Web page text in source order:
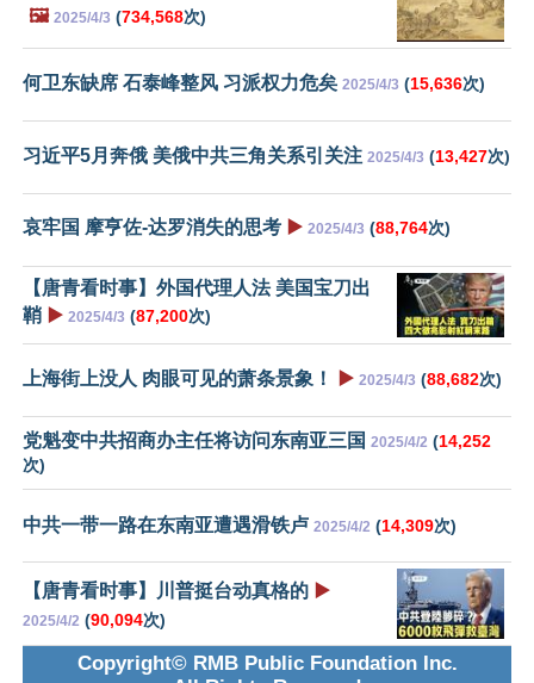
🖼️ 2025/4/3 (734,568次)
何卫东缺席 石泰峰整风 习派权力危矣 2025/4/3 (15,636次)
习近平5月奔俄 美俄中共三角关系引关注 2025/4/3 (13,427次)
哀牢国 摩亨佐-达罗消失的思考 ▶️ 2025/4/3 (88,764次)
【唐青看时事】外国代理人法 美国宝刀出
鞘 ▶️ 2025/4/3 (87,200次)
上海街上没人 肉眼可见的萧条景象！ ▶️ 2025/4/3 (88,682次)
党魁变中共招商办主任将访问东南亚三国 2025/4/2 (14,252
次)
中共一带一路在东南亚遭遇滑铁卢 2025/4/2 (14,309次)
【唐青看时事】川普挺台动真格的 ▶️
2025/4/2 (90,094次)
Copyright© RMB Public Foundation Inc.